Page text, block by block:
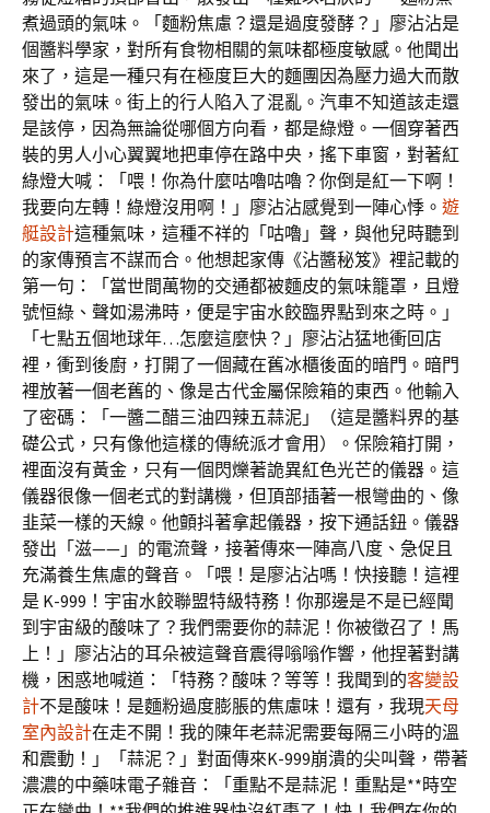
煮過頭的氣味。「麵粉焦慮？還是過度發酵？」廖沾沾是
個醬料學家，對所有食物相關的氣味都極度敏感。他聞出
來了，這是一種只有在極度巨大的麵團因為壓力過大而散
發出的氣味。街上的行人陷入了混亂。汽車不知道該走還
是該停，因為無論從哪個方向看，都是綠燈。一個穿著西
裝的男人小心翼翼地把車停在路中央，搖下車窗，對著紅
綠燈大喊：「喂！你為什麼咕嚕咕嚕？你倒是紅一下啊！
我要向左轉！綠燈沒用啊！」廖沾沾感覺到一陣心悸。 遊
艇設計這種氣味，這種不祥的「咕嚕」聲，與他兒時聽到
的家傳預言不謀而合。他想起家傳《沾醬秘笈》裡記載的
第一句：「當世間萬物的交通都被麵皮的氣味籠罩，且燈
號恒綠、聲如湯沸時，便是宇宙水餃臨界點到來之時。」
「七點五個地球年…怎麼這麼快？」廖沾沾猛地衝回店
裡，衝到後廚，打開了一個藏在舊冰櫃後面的暗門。暗門
裡放著一個老舊的、像是古代金屬保險箱的東西。他輸入
了密碼：「一醬二醋三油四辣五蒜泥」（這是醬料界的基
礎公式，只有像他這樣的傳統派才會用）。保險箱打開，
裡面沒有黃金，只有一個閃爍著詭異紅色光芒的儀器。這
儀器很像一個老式的對講機，但頂部插著一根彎曲的、像
韭菜一樣的天線。他顫抖著拿起儀器，按下通話鈕。儀器
發出「滋——」的電流聲，接著傳來一陣高八度、急促且
充滿養生焦慮的聲音。「喂！是廖沾沾嗎！快接聽！這裡
是 K-999！宇宙水餃聯盟特級特務！你那邊是不是已經聞
到宇宙級的酸味了？我們需要你的蒜泥！你被徵召了！馬
上！」廖沾沾的耳朵被這聲音震得嗡嗡作響，他捏著對講
機，困惑地喊道：「特務？酸味？等等！我聞到的客變設
計不是酸味！是麵粉過度膨脹的焦慮味！還有，我現天母
室內設計在走不開！我的陳年老蒜泥需要每隔三小時的溫
和震動！」「蒜泥？」對面傳來K-999崩潰的尖叫聲，帶著
濃濃的中藥味電子雜音：「重點不是蒜泥！重點是**時空